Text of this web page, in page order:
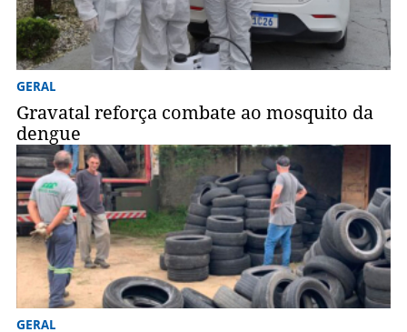
GERAL
Gravatal reforça combate ao mosquito da
dengue
GERAL